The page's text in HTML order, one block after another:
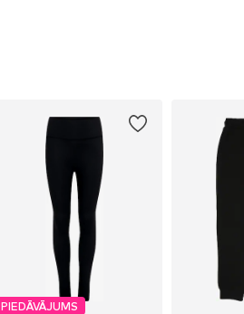
PIEDĀVĀJUMS